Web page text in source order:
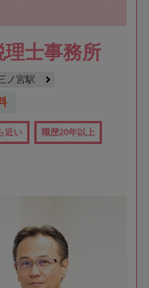
士事務所
ノ宮駅
近い 職歴20年以上